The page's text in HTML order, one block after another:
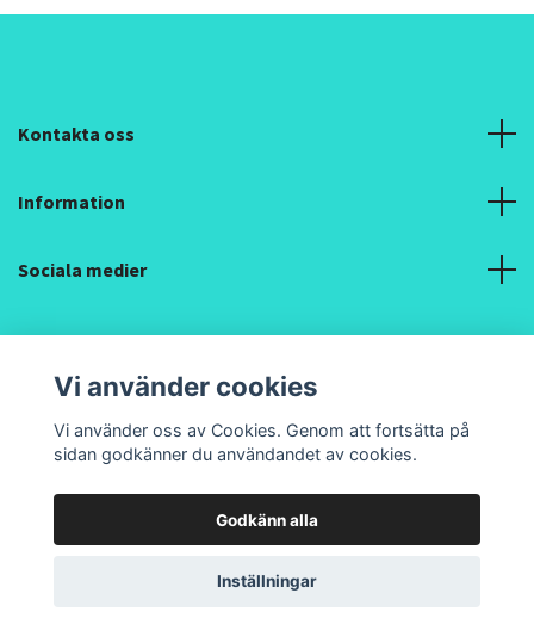
Kontakta oss
Information
Sociala medier
© 2026 Pipilacha Textil Design och Hantverk
Vi använder cookies
Vi använder oss av Cookies. Genom att fortsätta på
sidan godkänner du användandet av cookies.
Godkänn alla
Inställningar